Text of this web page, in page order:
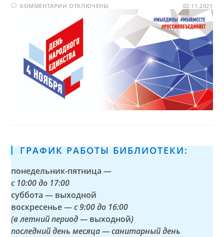
—
КОММЕНТАРИИ К
МОЯ
РОДИНА
РОССИЯ
ОТКЛЮЧЕНЫ 02.11.2021
ГРАФИК РАБОТЫ БИБЛИОТЕКИ:
понедельник-пятница —
с 10:00 до 17:00
суббота — выходной
воскресенье —с 9:00 до 16:00
(в летний период — выходной)
последний день месяца — санитарный день